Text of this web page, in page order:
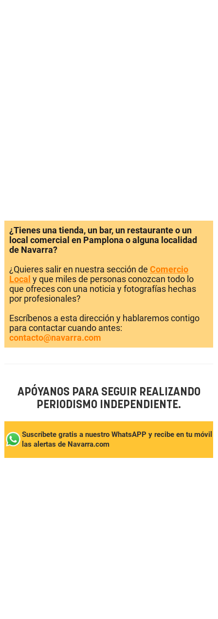
¿Tienes una tienda, un bar, un restaurante o un
local comercial en Pamplona o alguna localidad
de Navarra?
¿Quieres salir en nuestra sección de Comercio
Local y que miles de personas conozcan todo lo
que ofreces con una noticia y fotografías hechas
por profesionales?
Escríbenos a esta dirección y hablaremos contigo
para contactar cuando antes:
contacto@navarra.com
APÓYANOS PARA SEGUIR REALIZANDO
PERIODISMO INDEPENDIENTE.
Suscríbete gratis a nuestro WhatsAPP y recibe en tu móvil
las alertas de Navarra.com